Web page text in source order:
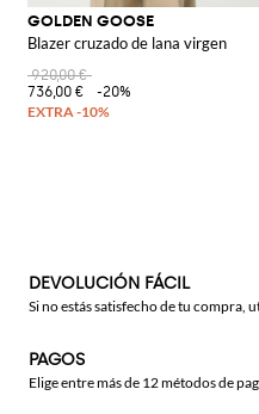
GOLDEN GOOSE
Blazer cruzado de lana virgen
920,00 €
736,00 €
-20%
DEVOLUCIÓN FÁCIL
Si no estás satisfecho de tu compra,
PAGOS
Elige entre más de 12 métodos de